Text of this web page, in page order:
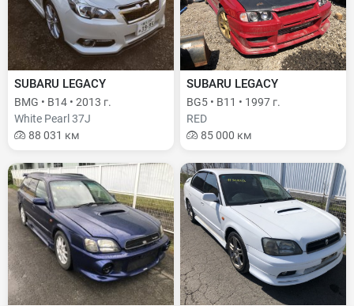
SUBARU LEGACY
BMG • B14 • 2013 г.
White Pearl 37J
88 031 км
SUBARU LEGACY
BG5 • B11 • 1997 г.
RED
85 000 км